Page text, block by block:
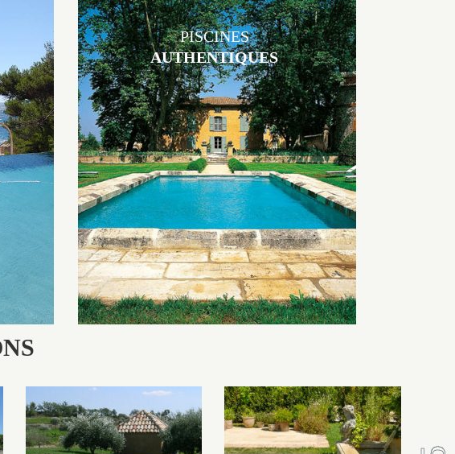
elles
jeu de
d’étude
Les piscines en béton authentiques Jacques Brens se démarquent par
la noblesse des matériaux
utilisés pour garder un aspect ancien, retrouver une patine naturelle
ou créer un ornement de pierres de taille.
PISCINES
AUTHENTIQUES